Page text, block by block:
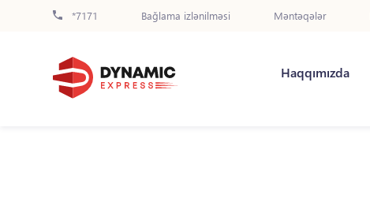
*7171 Bağlama izlənilməsi Məntəqələr
Haqqımızda